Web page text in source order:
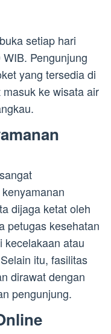
setiap hari
Pengunjung
yang tersedia di
ke wisata air
dijaga ketat oleh
petugas kesehatan
kecelakaan atau
itu, fasilitas
dirawat dengan
pengunjung.